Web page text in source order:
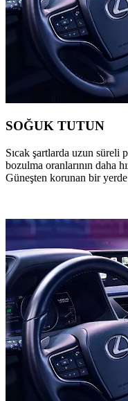
SOĞUK TUTUN
Sıcak şartlarda uzun süreli
bozulma oranlarının daha
Güneşten korunan bir yerde